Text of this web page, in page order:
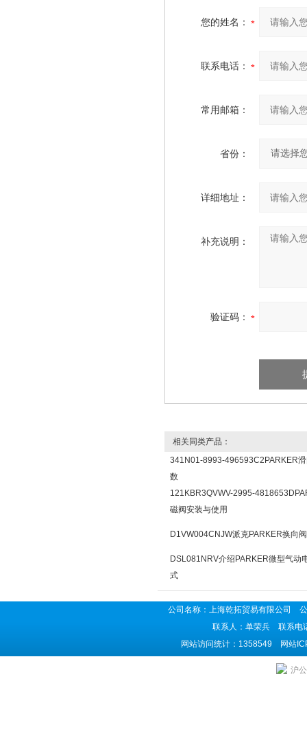
您的姓名：
联系电话：
常用邮箱：
省份：
详细地址：
补充说明：
验证码：
相关同类产品：
341N01-8993-496593C2PARKER
数
121KBR3QVWV-2995-
磁阀安装与使用
D1VW004CNJW派克PARKER换向
DSL081NRV介绍PARKER微型气动
式
公司名称：上海乾拓贸易有限公司
联系人：单荣兵 联系电
网站访问统计：1358549 网站
沪